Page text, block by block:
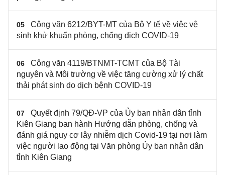
05
Công văn 6212/BYT-MT của Bộ Y tế về việc vệ
sinh khử khuẩn phòng, chống dịch COVID-19
06
Công văn 4119/BTNMT-TCMT của Bộ Tài
nguyên và Môi trường về việc tăng cường xử lý chất
thải phát sinh do dịch bệnh COVID-19
07
Quyết định 79/QĐ-VP của Ủy ban nhân dân tỉnh
Kiên Giang ban hành Hướng dẫn phòng, chống và
đánh giá nguy cơ lây nhiễm dịch Covid-19 tại nơi làm
việc người lao động tại Văn phòng Ủy ban nhân dân
tỉnh Kiên Giang